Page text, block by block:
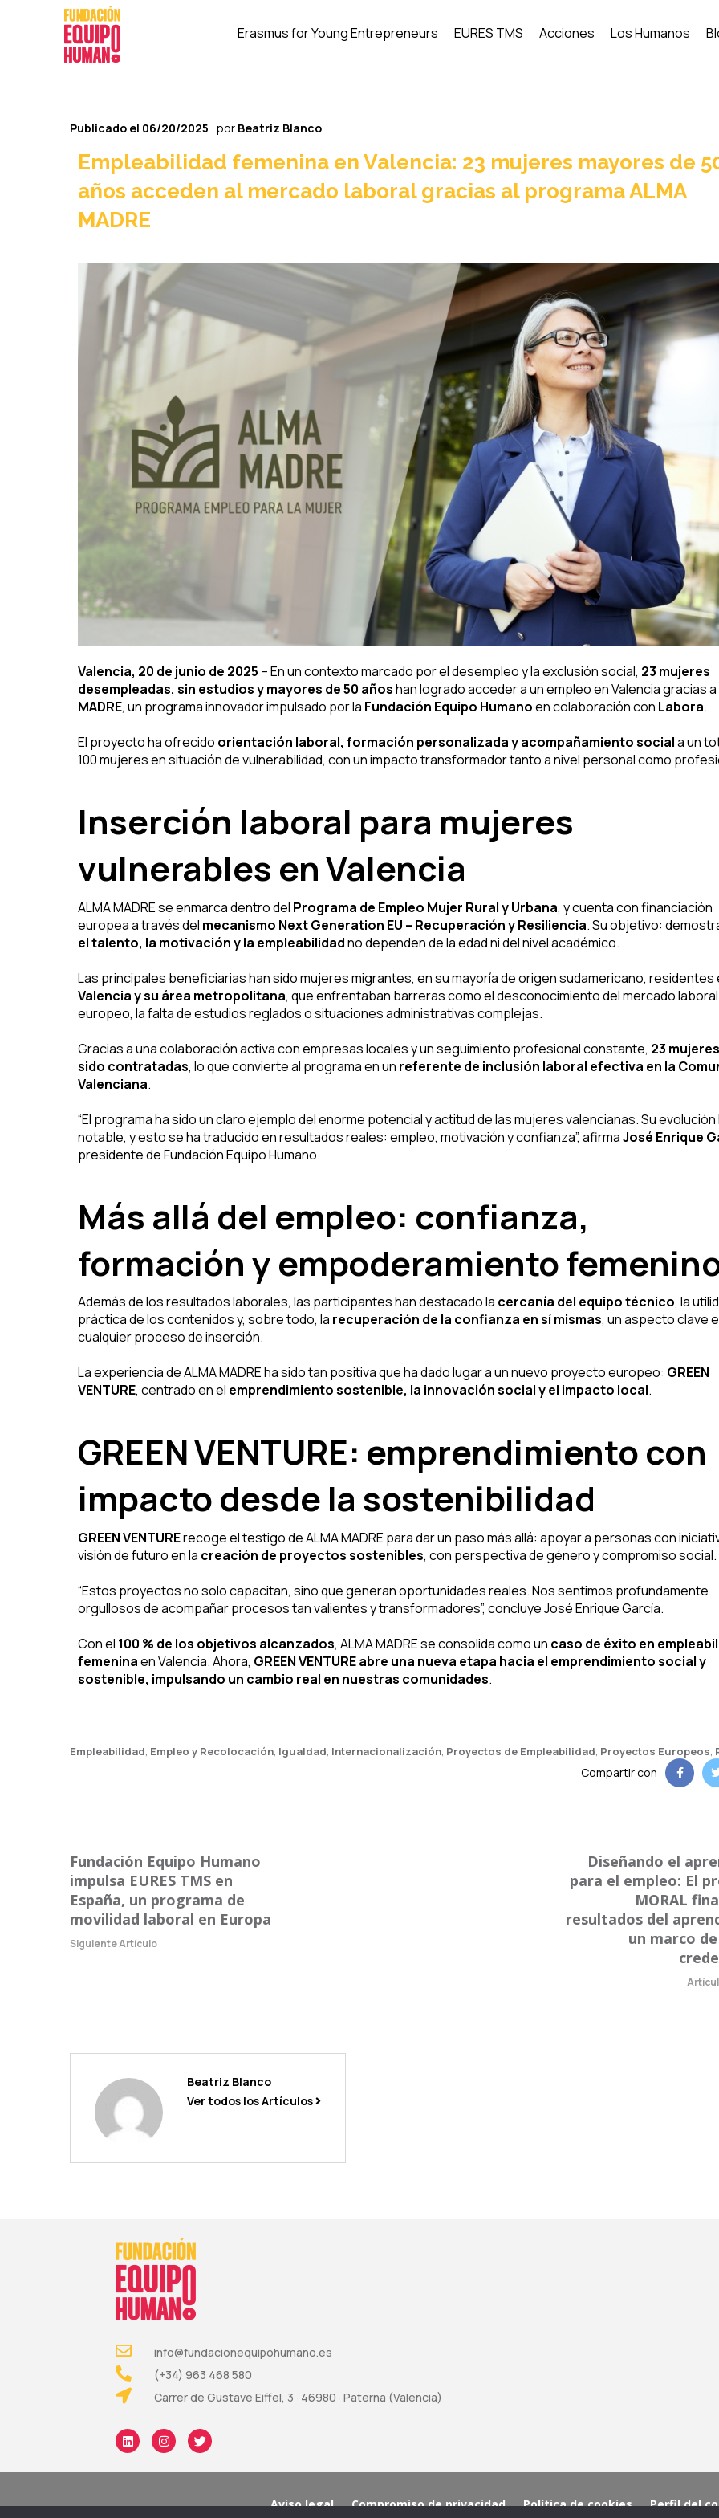
Erasmus for Young Entrepreneurs EURES TMS Acciones Los Humanos
Publicado el 06/20/2025 por Beatriz Blanco
Empleabilidad femenina en Valencia: 23 mujeres mayores de
años acceden al mercado laboral gracias al programa ALMA
MADRE
Valencia, 20 de junio de 2025 – En un contexto marcado por el desempleo y la exclusión social, 23 mujeres
desempleadas, sin estudios y mayores de 50 añoshan logrado acceder a un empleo en Valencia gracias a
MADRE, un programa innovador impulsado por la Fundación Equipo Humanoen colaboración con Labora.
El proyecto ha ofrecido orientación laboral, formación personalizada y acompañamiento sociala un
100 mujeres en situación de vulnerabilidad, con un impacto transformador tanto a nivel personal como
Inserción laboral para mujeres
vulnerables en Valencia
ALMA MADRE se enmarca dentro del Programa de Empleo Mujer Rural y Urbana, y cuenta con financiación
europea a través del mecanismo Next Generation EU – Recuperación y Resiliencia. Su objetivo:
el talento, la motivación y la empleabilidadno dependen de la edad ni del nivel académico.
Las principales beneficiarias han sido mujeres migrantes, en su mayoría de origen sudamericano, residentes
Valencia y su área metropolitana, que enfrentaban barreras como el desconocimiento del mercado laboral
europeo, la falta de estudios reglados o situaciones administrativas complejas.
Gracias a una colaboración activa con empresas locales y un seguimiento profesional constante, 23
sido contratadas, lo que convierte al programa en un referente de inclusión laboral efectiva en la
Valenciana.
“El programa ha sido un claro ejemplo del enorme potencial y actitud de las mujeres valencianas. Su evolución
notable, y esto se ha traducido en resultados reales: empleo, motivación y confianza”, afirmaJosé Enrique
presidente de Fundación Equipo Humano.
Más allá del empleo: confianza,
formación y empoderamiento
Además de los resultados laborales, las participantes han destacado la cercanía del equipo técnico, la
práctica de los contenidos y, sobre todo, la recuperación de la confianza en sí mismas, un aspecto clave
cualquier proceso de inserción.
La experiencia de ALMA MADRE ha sido tan positiva que ha dado lugar a un nuevo proyecto europeo: GREEN
VENTURE, centrado en el emprendimiento sostenible, la innovación social y el impacto local.
GREEN VENTURE: emprendimiento con
impacto desde la sostenibilidad
GREEN VENTURErecoge el testigo de ALMA MADRE para dar un paso más allá: apoyar a personas con
visión de futuro en la creación de proyectos sostenibles, con perspectiva de género y compromiso social.
“Estos proyectos no solo capacitan, sino que generan oportunidades reales. Nos sentimos profundamente
orgullosos de acompañar procesos tan valientes y transformadores”, concluye José Enrique García.
Con el 100 % de los objetivos alcanzados, ALMA MADRE se consolida como un caso de éxito en
femeninaen Valencia. Ahora, GREEN VENTURE abre una nueva etapa hacia el emprendimiento social y
sostenible, impulsando un cambio real en nuestras comunidades.
Empleabilidad, Empleo y Recolocación, Igualdad, Internacionalización, Proyectos de Empleabilidad, Proyectos Europeos,
Compartir con
Fundación Equipo Humano
impulsa EURES TMS en
España, un programa de
movilidad laboral en Europa
Siguiente Artículo
Diseñando el
para el empleo: El
MORAL
resultados del
un marco
Beatriz Blanco
Ver todos los Artículos
info@fundacionequipohumano.es
(+34) 963 468 580
Carrer de Gustave Eiffel, 3 · 46980 · Paterna (Valencia)
Aviso legal Compromiso de privacidad Política de cookies Perfil del